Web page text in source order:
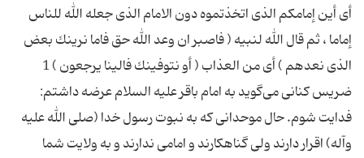
أی أین إمامكم الذی اتخذتموه دون الامام الذی جعله الله للناس
إماما ، ثم قال الله لنبیه ( فاصبر ان وعد الله حق فاما نرینك بعض
الذی نعدهم ) أی من العذاب ( أو نتوفینك فالینا یرجعون ) 1
ضریس کنانی می‌گوید به امام باقر علیه السلام عرضه داشتم:
فدایت شوم. حال موحدانی كه به نبوت رسول خدا (صلی الله علیه
وآله) اقرار دارند ولی گناهکارند و امامی ندارند و به ولایت شما